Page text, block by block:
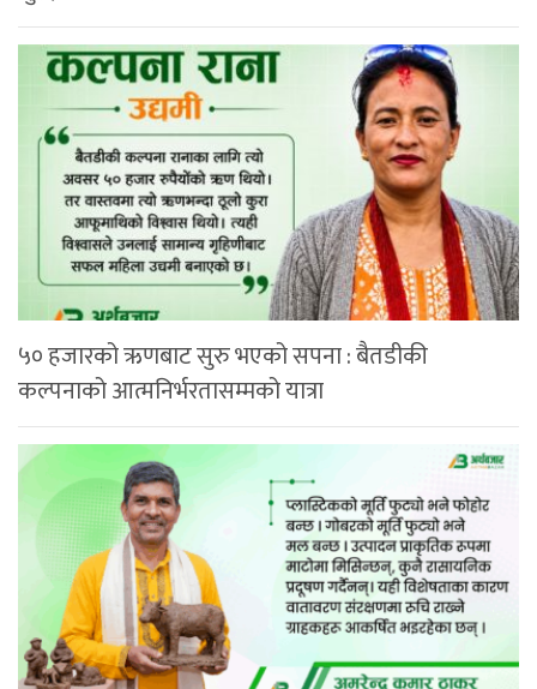
५० हजारको ऋणबाट सुरु भएको सपना : बैतडीकी
कल्पनाको आत्मनिर्भरतासम्मको यात्रा